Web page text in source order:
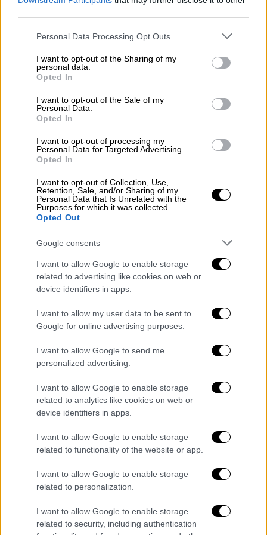
Please note that this website/app uses one or more Google
not limited to your visit or usage behaviour. You may click to
grant or deny consent to Google and its third-party tags to
use your data for below specified purposes in below Google
consent section.
Personal Data Processing Opt Outs
I want to opt-out of the Sharing of my
personal data.
Opted In
I want to opt-out of the Sale of my
Personal Data.
Opted In
I want to opt-out of processing my
Personal Data for Targeted Advertising.
Opted In
I want to opt-out of Collection, Use,
Retention, Sale, and/or Sharing of my
Personal Data that Is Unrelated with the
Purposes for which it was collected.
Opted Out
Google consents
I want to allow Google to enable storage
related to advertising like cookies on web or
device identifiers in apps.
I want to allow my user data to be sent to
Google for online advertising purposes.
I want to allow Google to send me
personalized advertising.
I want to allow Google to enable storage
related to analytics like cookies on web or
device identifiers in apps.
I want to allow Google to enable storage
related to functionality of the website or app.
I want to allow Google to enable storage
related to personalization.
I want to allow Google to enable storage
related to security, including authentication
Νοριέγκα
Αυτό ήταν ένααπό τα πρώτα βήματα των
φυλετικής καθαρότητας» του γερμανικού
έθνους.
Πολλοί κωφοί και ανάπηροι υποβλήθηκαν σε
αναγκαστική στείρωση, γυναίκες, που ήταν
ακόμα και σε προχωρημένη εγκυμοσύνη, σε
άμβλωση και αρκετοί δολοφονήθηκαν από
γιατρούς πιστούς στο Πρόγραμμα
Ευθανασίας T4, με το οποίο εξοντώθηκαν
περίπου 200.000 παιδιά και ενήλικες με
ειδικές ανάγκες σε ειδικά διαμορφωμένους
θαλάμους αερίων.
Οι Ναζί στόχευσαν μια σειρά ανθρώπων που
θεωρούσαν ότι ήταν untermenschen
(υπάνθρωποι) και τους υπέβαλαν σε διάφορα
μέτρα, όπως φυλάκιση, αναγκαστική